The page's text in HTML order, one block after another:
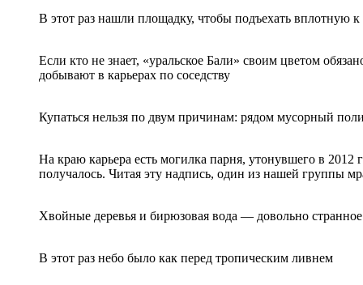
В этот раз нашли площадку, чтобы подъехать вплотную к
Если кто не знает, «уральское Бали» своим цветом
добывают в карьерах по соседству
Купаться нельзя по двум причинам: рядом мусорный
На краю карьера есть могилка парня, утонувшего в 2012
получалось. Читая эту надпись, один из нашей группы
Хвойные деревья и бирюзовая вода — довольно странное
В этот раз небо было как перед тропическим ливнем